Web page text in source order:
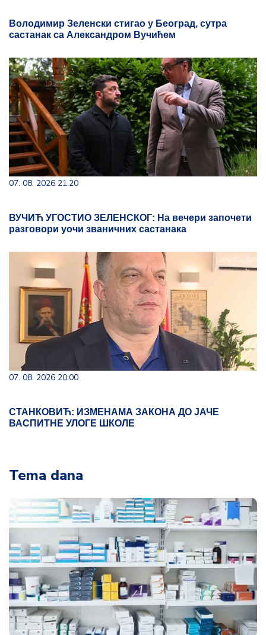
Володимир Зеленски стигао у Београд, сутра
састанак са Александром Вучићем
07. 08. 2026 21:20
ВУЧИЋ УГОСТИО ЗЕЛЕНСКОГ: На вечери започети
разговори уочи званичних састанака
07. 08. 2026 20:00
СТАНКОВИЋ: ИЗМЕНАМА ЗАКОНА ДО ЈАЧЕ
ВАСПИТНЕ УЛОГЕ ШКОЛЕ
Tema dana